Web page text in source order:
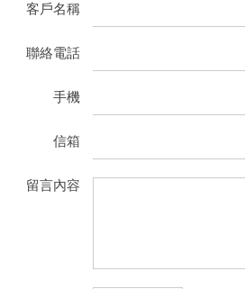
客戶名稱
聯絡電話
手機
信箱
留言內容